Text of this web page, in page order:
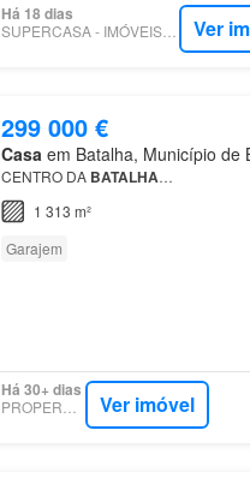
Há 18 dias
SUPERCASA - IMÓVEIS MAIS - LEIRIA Ver
299 000 €
Casaem Batalha, Município de
CENTRO DA BATALHA…
1 313 m²
Garajem
Há 30+ dias
Ver imóvel